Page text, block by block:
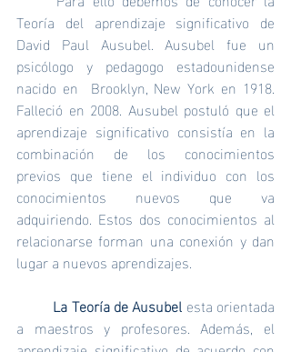
Teoría del aprendizaje significativo de
David Paul Ausubel. Ausubel fue un
psicólogo y pedagogo estadounidense
nacido en  Brooklyn, New York en 1918.
Falleció en 2008. Ausubel postuló que el
aprendizaje significativo consistía en la
combinación de los conocimientos
previos que tiene el individuo con los
conocimientos nuevos que va
adquiriendo. Estos dos conocimientos al
relacionarse forman una conexión y dan
lugar a nuevos aprendizajes.
La Teoría de Ausubel esta orientada
a maestros y profesores. Además, el